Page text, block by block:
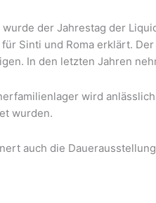
der Jahrestag der
Sinti und Roma erklärt.
In den letzten Jahren
wird
wurden.
auch die